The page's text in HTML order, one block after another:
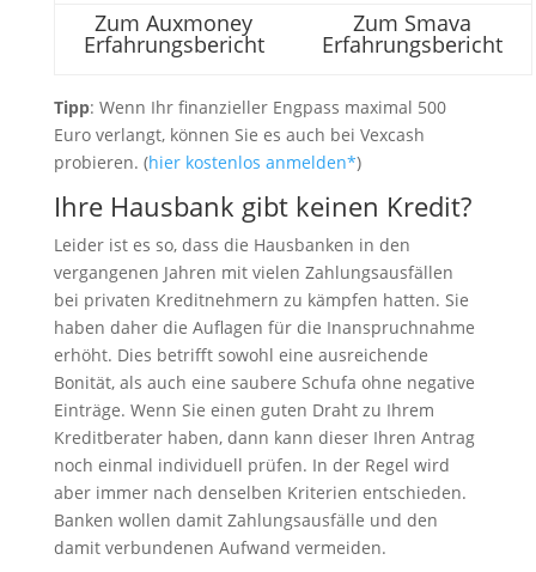
Zum Auxmoney
Erfahrungsbericht
Zum Smava
Erfahrungsbericht
Tipp: Wenn Ihr finanzieller Engpass maximal 500
Euro verlangt, können Sie es auch bei Vexcash
probieren. (hier kostenlos anmelden*)
Ihre Hausbank gibt keinen Kredit?
Leider ist es so, dass die Hausbanken in den
vergangenen Jahren mit vielen Zahlungsausfällen
bei privaten Kreditnehmern zu kämpfen hatten. Sie
haben daher die Auflagen für die Inanspruchnahme
erhöht. Dies betrifft sowohl eine ausreichende
Bonität, als auch eine saubere Schufa ohne negative
Einträge. Wenn Sie einen guten Draht zu Ihrem
Kreditberater haben, dann kann dieser Ihren Antrag
noch einmal individuell prüfen. In der Regel wird
aber immer nach denselben Kriterien entschieden.
Banken wollen damit Zahlungsausfälle und den
damit verbundenen Aufwand vermeiden.